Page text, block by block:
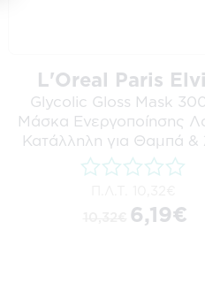
L'Oreal Paris
Glycolic Gloss Mask
Μάσκα Ενεργοποίησης
Κατάλληλη για Θαμπά &
6,19€